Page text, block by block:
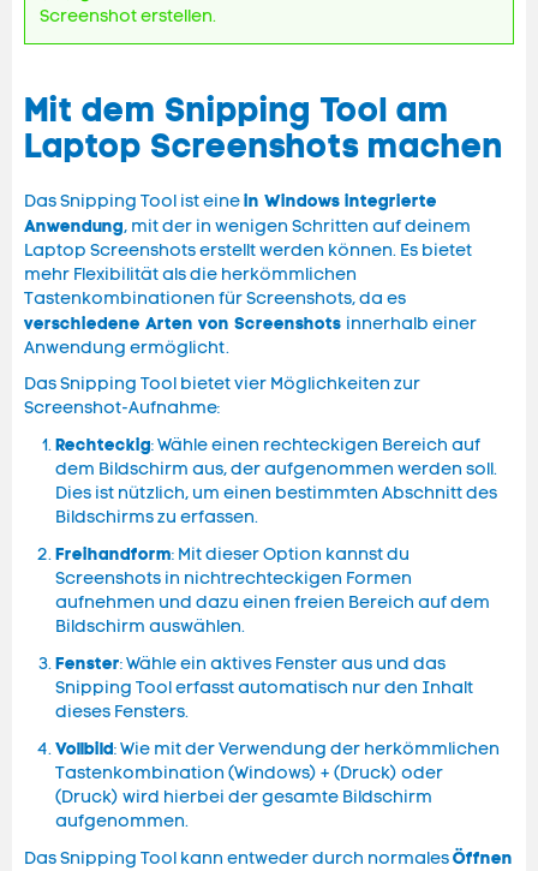
Screenshot erstellen.
Mit dem Snipping Tool am
Laptop Screenshots machen
Das Snipping Tool ist einein Windows integrierte
Anwendung, mit der in wenigen Schritten auf deinem
Laptop Screenshots erstellt werden können. Es bietet
mehr Flexibilität als die herkömmlichen
Tastenkombinationen für Screenshots, da es
verschiedene Arten von Screenshots innerhalb einer
Anwendung ermöglicht.
Das Snipping Tool bietet vier Möglichkeiten zur
Screenshot-Aufnahme:
Rechteckig: Wähle einen rechteckigen Bereich auf
dem Bildschirm aus, der aufgenommen werden soll.
Dies ist nützlich, um einen bestimmten Abschnitt des
Bildschirms zu erfassen.
Freihandform: Mit dieser Option kannst du
Screenshots in nichtrechteckigen Formen
aufnehmen und dazu einen freien Bereich auf dem
Bildschirm auswählen.
Fenster: Wähle ein aktives Fenster aus und das
Snipping Tool erfasst automatisch nur den Inhalt
dieses Fensters.
Vollbild: Wie mit der Verwendung der herkömmlichen
Tastenkombination (Windows) + (Druck) oder
(Druck) wird hierbei der gesamte Bildschirm
aufgenommen.
Das Snipping Tool kann entweder durch normalesÖffnen